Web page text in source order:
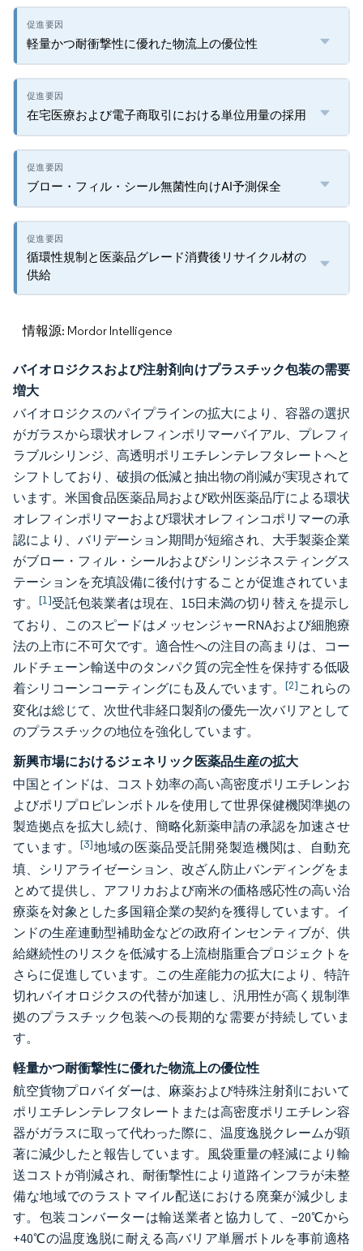
軽量かつ耐衝撃性に優れた物流上の優位性
在宅医療および電子商取引における単位用量の採用
ブロー・フィル・シール無菌性向けAI予測保全
循環性規制と医薬品グレード消費後リサイクル材の
供給
情報源: Mordor Intelligence
バイオロジクスおよび注射剤向けプラスチック包装の需要
増大
バイオロジクスのパイプラインの拡大により、容器の選択
がガラスから環状オレフィンポリマーバイアル、プレフィ
ラブルシリンジ、高透明ポリエチレンテレフタレートへと
シフトしており、破損の低減と抽出物の削減が実現されて
います。米国食品医薬品局および欧州医薬品庁による環状
オレフィンポリマーおよび環状オレフィンコポリマーの承
認により、バリデーション期間が短縮され、大手製薬企業
がブロー・フィル・シールおよびシリンジネスティングス
テーションを充填設備に後付けすることが促進されていま
す。 [1]受託包装業者は現在、15日未満の切り替えを提示し
ており、このスピードはメッセンジャーRNAおよび細胞療
法の上市に不可欠です。適合性への注目の高まりは、コー
ルドチェーン輸送中のタンパク質の完全性を保持する低吸
着シリコーンコーティングにも及んでいます。 [2]これらの
変化は総じて、次世代非経口製剤の優先一次バリアとして
のプラスチックの地位を強化しています。
新興市場におけるジェネリック医薬品生産の拡大
中国とインドは、コスト効率の高い高密度ポリエチレンお
よびポリプロピレンボトルを使用して世界保健機関準拠の
製造拠点を拡大し続け、簡略化新薬申請の承認を加速させ
ています。[3]地域の医薬品受託開発製造機関は、自動充
填、シリアライゼーション、改ざん防止バンディングをま
とめて提供し、アフリカおよび南米の価格感応性の高い治
療薬を対象とした多国籍企業の契約を獲得しています。イ
ンドの生産連動型補助金などの政府インセンティブが、供
給継続性のリスクを低減する上流樹脂重合プロジェクトを
さらに促進しています。この生産能力の拡大により、特許
切れバイオロジクスの代替が加速し、汎用性が高く規制準
拠のプラスチック包装への長期的な需要が持続していま
す。
軽量かつ耐衝撃性に優れた物流上の優位性
航空貨物プロバイダーは、麻薬および特殊注射剤において
ポリエチレンテレフタレートまたは高密度ポリエチレン容
器がガラスに取って代わった際に、温度逸脱クレームが顕
著に減少したと報告しています。風袋重量の軽減により輸
送コストが削減され、耐衝撃性により道路インフラが未整
備な地域でのラストマイル配送における廃棄が減少しま
す。包装コンバーターは輸送業者と協力して、−20℃から
+40℃の温度逸脱に耐える高バリア単層ボトルを事前適格